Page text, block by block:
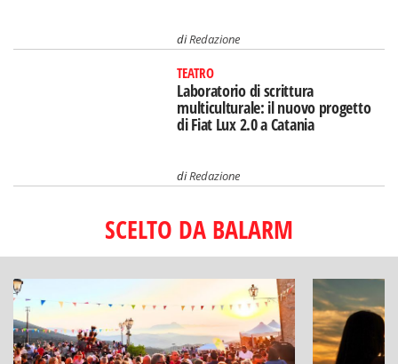
diRedazione
TEATRO
Laboratorio di scrittura
multiculturale: il nuovo progetto
di Fiat Lux 2.0 a Catania
diRedazione
SCELTO DA BALARM